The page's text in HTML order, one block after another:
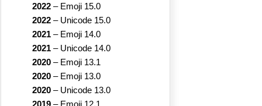
2022 – Emoji 15.0
2022 – Unicode 15.0
2021 – Emoji 14.0
2021 – Unicode 14.0
2020 – Emoji 13.1
2020 – Emoji 13.0
2020 – Unicode 13.0